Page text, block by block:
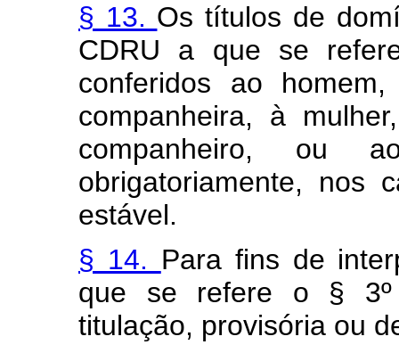
§ 13. Os títulos de
CDRU a que se
conferidos ao
companheira, à
companheiro, ou
obrigatoriamente, nos
estável.
§ 14. Para fins de
que se refere o §
titulação, provisória ou